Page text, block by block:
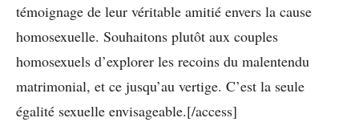
témoignage de leur véritable amitié envers la cause
homosexuelle. Souhaitons plutôt aux couples
homosexuels d’explorer les recoins du malentendu
matrimonial, et ce jusqu’au vertige. C’est la seule
égalité sexuelle envisageable.[/access]